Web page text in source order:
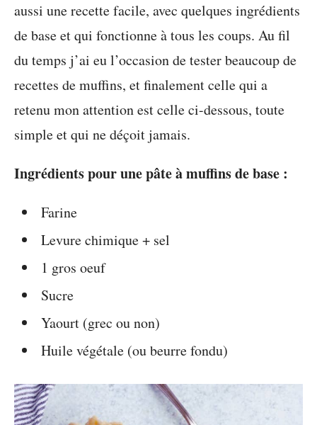
aussi une recette facile, avec quelques ingrédients
de base et qui fonctionne à tous les coups. Au fil
du temps j’ai eu l’occasion de tester beaucoup de
recettes de muffins, et finalement celle qui a
retenu mon attention est celle ci-dessous, toute
simple et qui ne déçoit jamais.
Ingrédients pour une pâte à muffins de base :
Farine
Levure chimique + sel
1 gros oeuf
Sucre
Yaourt (grec ou non)
Huile végétale (ou beurre fondu)